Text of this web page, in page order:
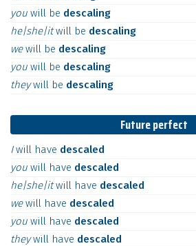
you will be descaling
he|she|itwill be descaling
wewill be descaling
you will be descaling
theywill be descaling
Future perfect
Iwill have descaled
you will have descaled
he|she|itwill have descaled
wewill have descaled
you will have descaled
theywill have descaled